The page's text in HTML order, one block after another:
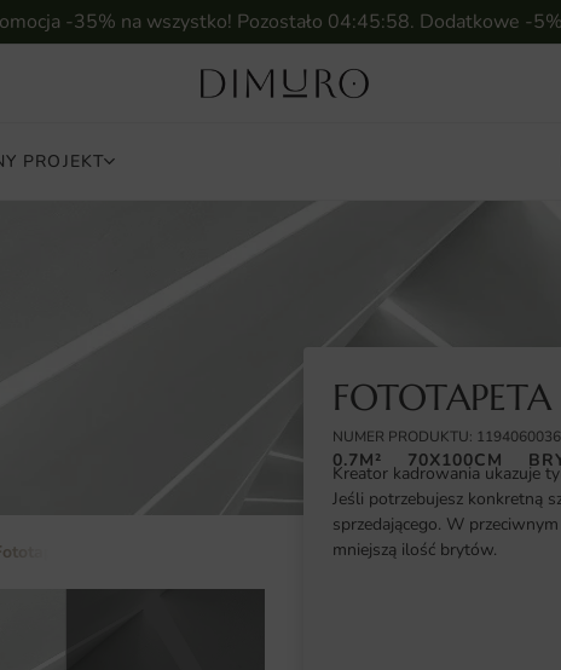
-35% na wszystko! Pozostało 04:45:57. Dodatkowe -
PROJEKT
do salonu Fototapeta Lśniący Korytarz
NUMER PRODUKTU: 1194060036
0.7M² 70X100CM
Kreator kadrowania ukazuje
Jeśli potrzebujesz konkretną
sprzedającego. W
mniejszą ilość brytów.